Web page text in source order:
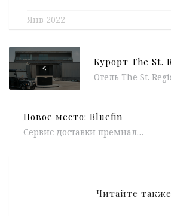
Янв 2022
<
Новое место: Bluefin
Сервис доставки премиальных блюд японской кухни и морепродуктов Bluefin открыл свой первый полноценный ресторан в Москва-Сити. Bluefin уже давно зарекомендовал себя,...
Читайте также